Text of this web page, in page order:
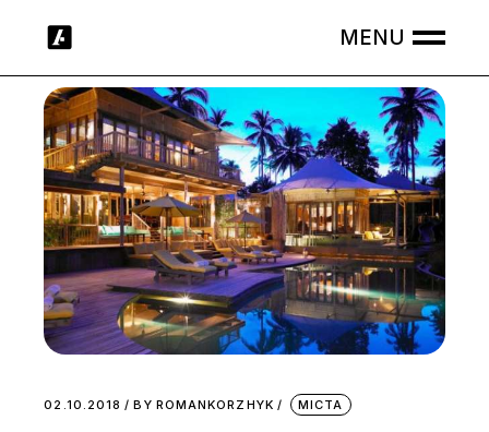
02.10.2018 BY ROMANKORZHYK МІСТА